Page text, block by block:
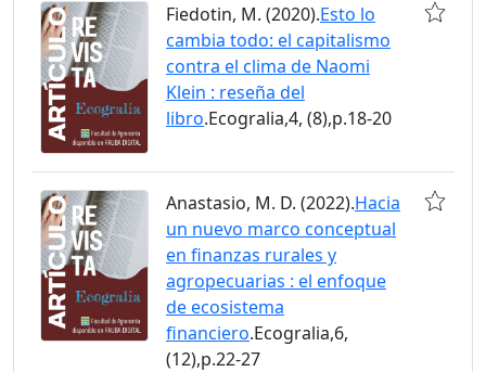
Fiedotin, M. (2020).Esto lo
cambia todo: el capitalismo
contra el clima de Naomi
Klein : reseña del
libro.Ecogralia,4, (8),p.18-20
Anastasio, M. D. (2022).Hacia
un nuevo marco conceptual
en finanzas rurales y
agropecuarias : el enfoque
de ecosistema
financiero.Ecogralia,6,
(12),p.22-27